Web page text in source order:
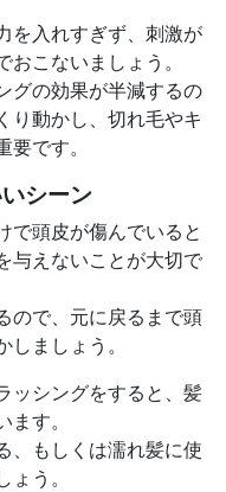
を入れすぎず、刺激が
こないましょう。
グの効果が半減するの
り動かし、切れ毛やキ
です。
シーン
で頭皮が傷んでいると
与えないことが大切で
ので、元に戻るまで頭
ましょう。
ッシングをすると、髪
す。
、もしくは濡れ髪に使
う。